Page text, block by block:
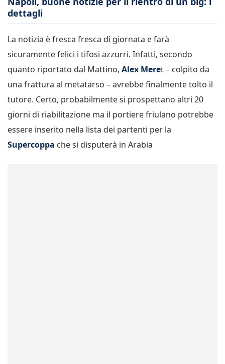
dettagli
La notizia è fresca fresca di giornata e farà
sicuramente felici i tifosi azzurri. Infatti, secondo
quanto riportato dal Mattino, Alex Meret – colpito da
una frattura al metatarso – avrebbe finalmente tolto il
tutore. Certo, probabilmente si prospettano altri 20
giorni di riabilitazione ma il portiere friulano potrebbe
essere inserito nella lista dei partenti per la
Supercoppa che si disputerà in Arabia